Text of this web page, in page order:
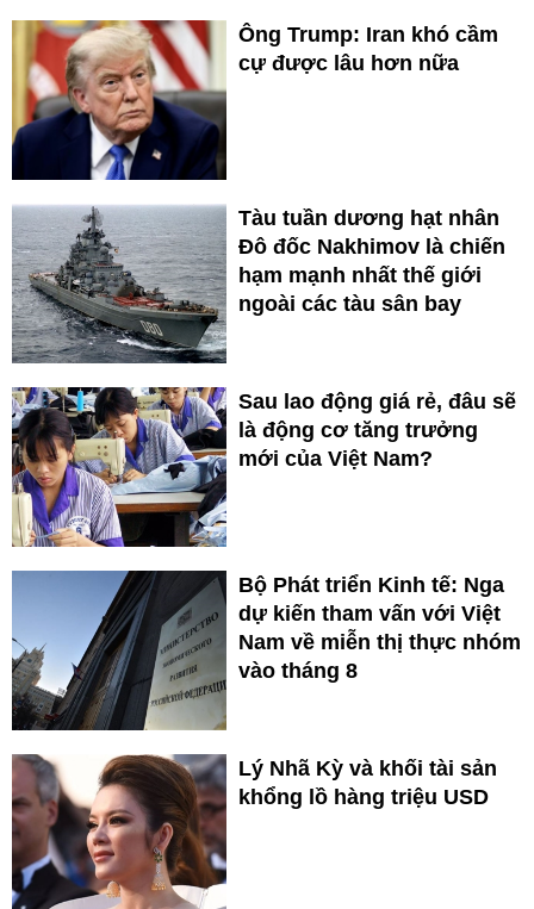
Ông Trump: Iran khó cầm
cự được lâu hơn nữa
Tàu tuần dương hạt nhân
Đô đốc Nakhimov là chiến
hạm mạnh nhất thế giới
ngoài các tàu sân bay
Sau lao động giá rẻ, đâu sẽ
là động cơ tăng trưởng
mới của Việt Nam?
Bộ Phát triển Kinh tế: Nga
dự kiến tham vấn với Việt
Nam về miễn thị thực nhóm
vào tháng 8
Lý Nhã Kỳ và khối tài sản
khổng lồ hàng triệu USD